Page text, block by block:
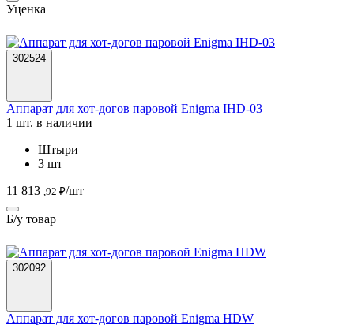
Уценка
302524
Аппарат для хот-догов паровой Enigma IHD-03
1 шт. в наличии
Штыри
3 шт
11 813 ,92 ₽/шт
Б/у товар
302092
Аппарат для хот-догов паровой Enigma HDW